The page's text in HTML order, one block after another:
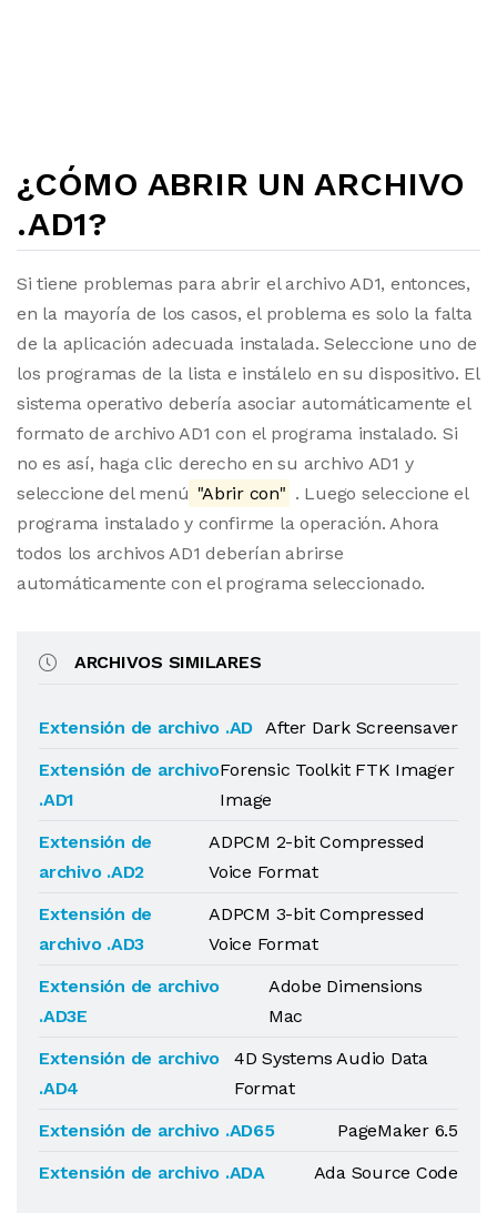
¿CÓMO ABRIR UN ARCHIVO
.AD1?
Si tiene problemas para abrir el archivo AD1, entonces,
en la mayoría de los casos, el problema es solo la falta
de la aplicación adecuada instalada. Seleccione uno de
los programas de la lista e instálelo en su dispositivo. El
sistema operativo debería asociar automáticamente el
formato de archivo AD1 con el programa instalado. Si
no es así, haga clic derecho en su archivo AD1 y
seleccione del menú "Abrir con" . Luego seleccione el
programa instalado y confirme la operación. Ahora
todos los archivos AD1 deberían abrirse
automáticamente con el programa seleccionado.
ARCHIVOS SIMILARES
Extensión de archivo .AD After Dark Screensaver
Extensión de archivo
.AD1
Forensic Toolkit FTK Imager
Image
Extensión de
archivo .AD2
ADPCM 2-bit Compressed
Voice Format
Extensión de
archivo .AD3
ADPCM 3-bit Compressed
Voice Format
Extensión de archivo
.AD3E
Adobe Dimensions
Mac
Extensión de archivo
.AD4
4D Systems Audio Data
Format
Extensión de archivo .AD65
PageMaker 6.5
Extensión de archivo .ADA
Ada Source Code